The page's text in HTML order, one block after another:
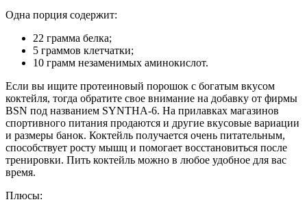
Одна порция содержит:
22 грамма белка;
5 граммов клетчатки;
10 грамм незаменимых аминокислот.
Если вы ищите протеиновый порошок с богатым вкусом
коктейля, тогда обратите свое внимание на добавку от фирмы
BSN под названием SYNTHA-6. На прилавках магазинов
спортивного питания продаются и другие вкусовые вариации
и размеры банок. Коктейль получается очень питательным,
способствует росту мышц и помогает восстановиться после
тренировки. Пить коктейль можно в любое удобное для вас
время.
Плюсы: